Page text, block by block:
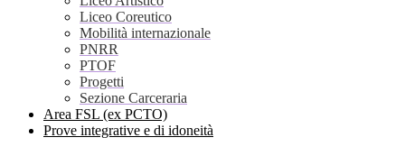
Liceo Coreutico
Mobilità internazionale
PNRR
PTOF
Progetti
Sezione Carceraria
Area FSL (ex PCTO)
Prove integrative e di idoneità